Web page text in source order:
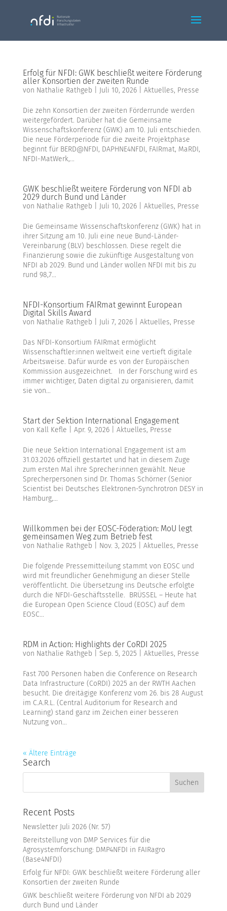
Erfolg für NFDI: GWK beschließt weitere Förderung
aller Konsortien der zweiten Runde
von Nathalie Rathgeb Juli 10, 2026| Aktuelles, Presse
Die zehn Konsortien der zweiten Förderrunde werden
weitergefördert. Darüber hat die Gemeinsame
Wissenschaftskonferenz (GWK) am 10. Juli entschieden.
Die neue Förderperiode für die zweite Projektphase
beginnt für BERD@NFDI, DAPHNE4NFDI, FAIRmat, MaRDI,
NFDI-MatWerk,...
GWK beschließt weitere Förderung von NFDI ab
2029 durch Bund und Länder
von Nathalie Rathgeb Juli 10, 2026| Aktuelles, Presse
Die Gemeinsame Wissenschaftskonferenz (GWK) hat in
ihrer Sitzung am 10. Juli eine neue Bund-Länder-
Vereinbarung (BLV) beschlossen. Diese regelt die
Finanzierung sowie die zukünftige Ausgestaltung von
NFDI ab 2029. Bund und Länder wollen NFDI mit bis zu
rund 98,7...
NFDI-Konsortium FAIRmat gewinnt European
Digital Skills Award
von Nathalie Rathgeb Juli 7, 2026| Aktuelles, Presse
Das NFDI-Konsortium FAIRmat ermöglicht
Wissenschaftler:innen weltweit eine vertieft digitale
Arbeitsweise. Dafür wurde es von der Europäischen
Kommission ausgezeichnet. In der Forschung wird es
immer wichtiger, Daten digital zu organisieren, damit
sie von...
Start der Sektion International Engagement
von Kall Kefle Apr. 9, 2026| Aktuelles, Presse
Die neue Sektion International Engagement ist am
31.03.2026 offiziell gestartet und hat in diesem Zuge
zum ersten Mal ihre Sprecher:innen gewählt. Neue
Sprecherpersonen sind Dr. Thomas Schörner (Senior
Scientist bei Deutsches Elektronen-Synchrotron DESY in
Hamburg,...
Willkommen bei der EOSC-Föderation: MoU legt
gemeinsamen Weg zum Betrieb fest
von Nathalie Rathgeb Nov. 3, 2025 Aktuelles, Presse
Die folgende Pressemitteilung stammt von EOSC und
wird mit freundlicher Genehmigung an dieser Stelle
veröffentlicht. Die Übersetzung ins Deutsche erfolgte
durch die NFDI-Geschäftsstelle. BRÜSSEL – Heute hat
die European Open Science Cloud (EOSC) auf dem
EOSC...
RDM in Action: Highlights der CoRDI 2025
von Nathalie Rathgeb Sep. 5, 2025 Aktuelles, Presse
Fast 700 Personen haben die Conference on Research
Data Infrastructure (CoRDI) 2025 an der RWTH Aachen
besucht. Die dreitägige Konferenz vom 26. bis 28 August
im C.A.R.L. (Central Auditorium for Research and
Learning) stand ganz im Zeichen einer besseren
Nutzung von...
« Ältere Einträge
Search
Recent Posts
Newsletter Juli 2026 (Nr. 57)
Bereitstellung von DMP Services für die
Agrosystemforschung: DMP4NFDI in FAIRagro
(Base4NFDI)
Erfolg für NFDI: GWK beschließt weitere Förderung aller
Konsortien der zweiten Runde
GWK beschließt weitere Förderung von NFDI ab 2029
durch Bund und Länder